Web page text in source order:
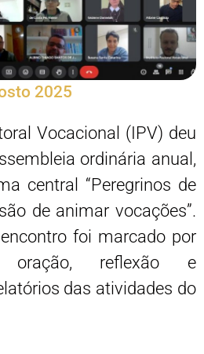
2025
Vocacional (IPV) deu
ordinária anual,
central “Peregrinos de
de animar vocações”.
foi marcado por
oração, reflexão e
das atividades do